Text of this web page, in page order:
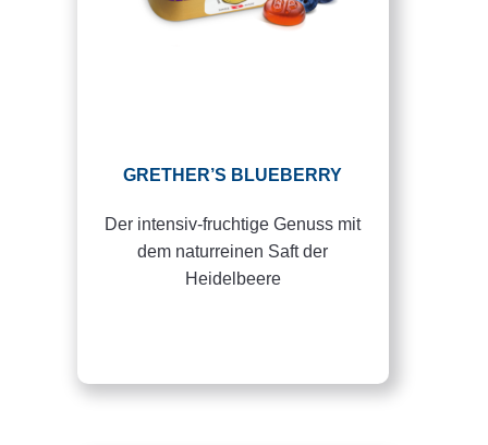
GRETHER’S BLUEBERRY
Der intensiv-fruchtige Genuss mit
dem naturreinen Saft der
Heidelbeere